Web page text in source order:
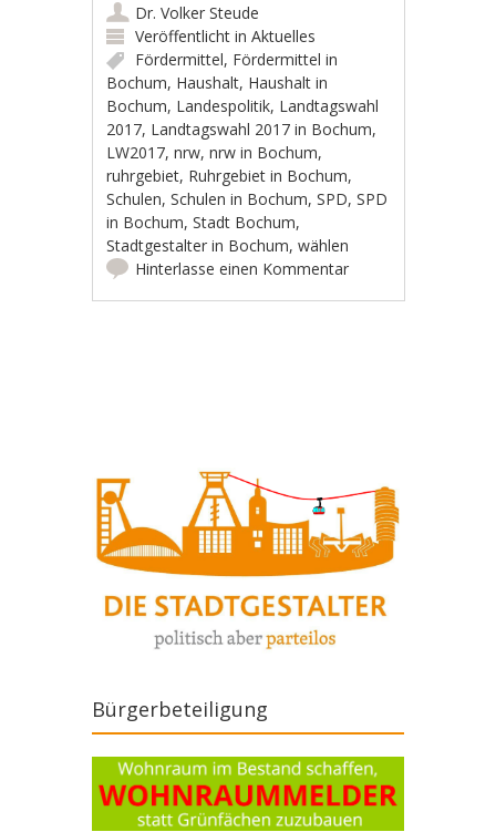
Dr. Volker Steude
Veröffentlicht inAktuelles
Fördermittel, Fördermittel in
Bochum, Haushalt, Haushalt in
Bochum, Landespolitik, Landtagswahl
2017, Landtagswahl 2017 in Bochum,
LW2017,nrw,nrw in Bochum,
ruhrgebiet, Ruhrgebiet in Bochum,
Schulen,Schulen in Bochum,SPD,SPD
in Bochum,Stadt Bochum,
Stadtgestalter in Bochum,wählen
Hinterlasse einen Kommentar
Bürgerbeteiligung